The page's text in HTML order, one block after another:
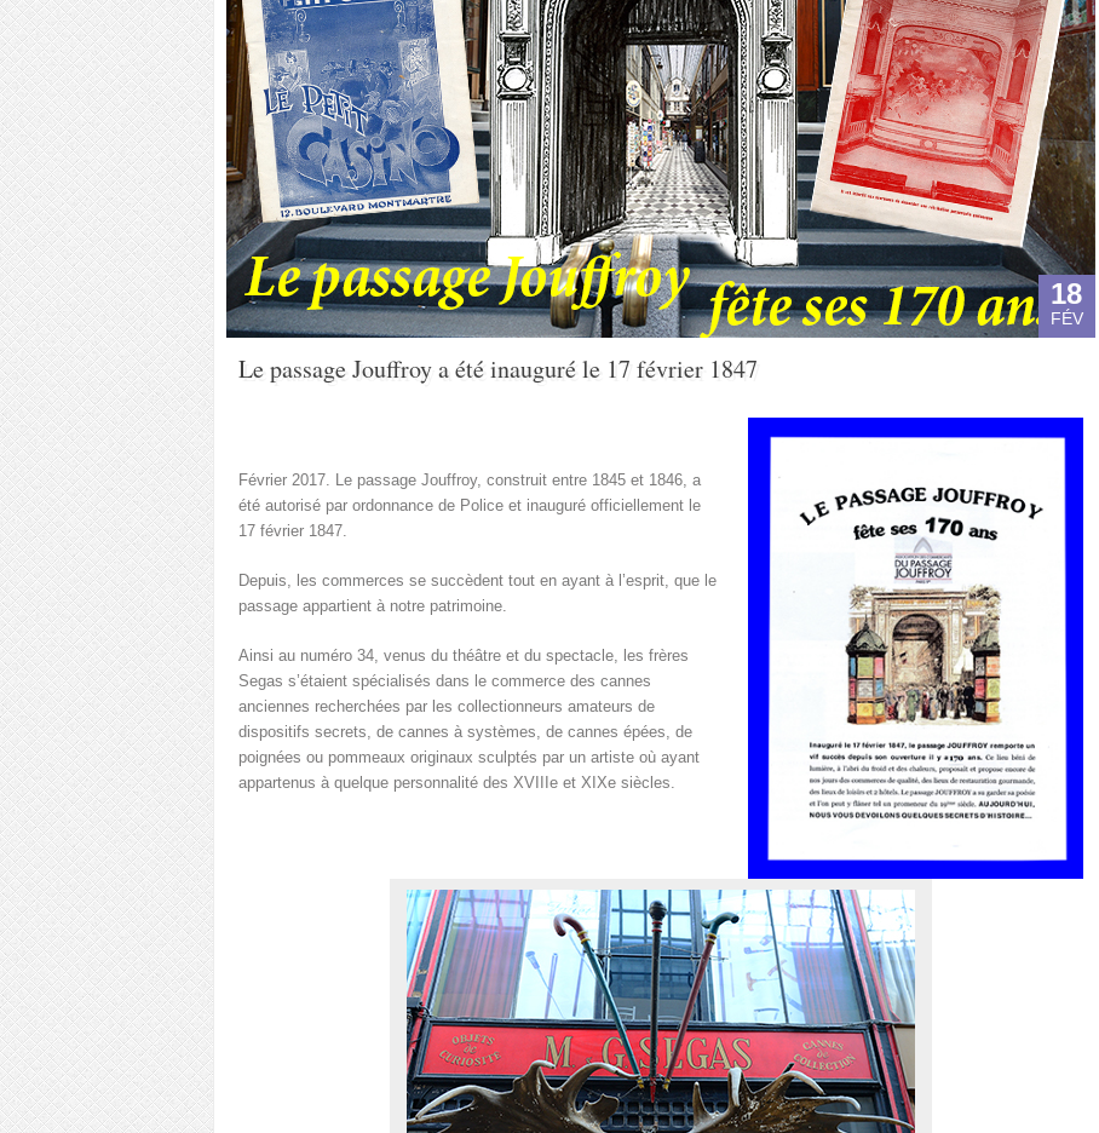
18
FÉV
Le passage Jouffroy a été inauguré le 17 février 1847
Février 2017. Le passage Jouffroy, construit entre 1845 et 1846, a
été autorisé par ordonnance de Police et inauguré officiellement le
17 février 1847.
Depuis, les commerces se succèdent tout en ayant à l’esprit, que le
passage appartient à notre patrimoine.
Ainsi au numéro 34, venus du théâtre et du spectacle, les frères
Segas s’étaient spécialisés dans le commerce des cannes
anciennes recherchées par les collectionneurs amateurs de
dispositifs secrets, de cannes à systèmes, de cannes épées, de
poignées ou pommeaux originaux sculptés par un artiste où ayant
appartenus à quelque personnalité des XVIII e et XIXe siècles.